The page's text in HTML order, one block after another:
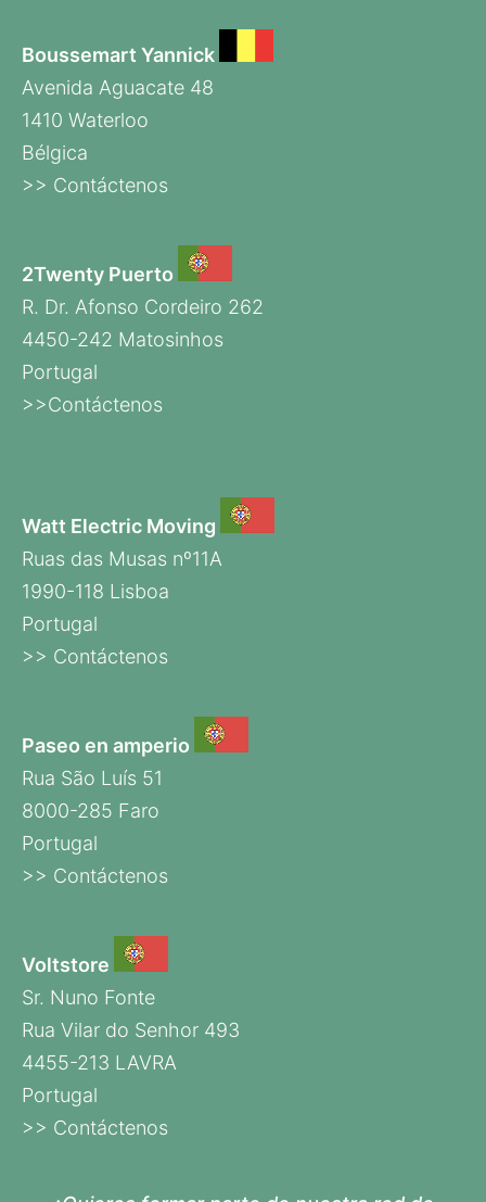
Boussemart Yannick
Avenida Aguacate 48
1410 Waterloo
Bélgica
>> Contáctenos
2Twenty Puerto
R. Dr. Afonso Cordeiro 262
4450-242 Matosinhos
Portugal
>>Contáctenos
Watt Electric Moving
Ruas das Musas nº11A
1990-118 Lisboa
Portugal
>> Contáctenos
Paseo en amperio
Rua São Luís 51
8000-285 Faro
Portugal
>> Contáctenos
Voltstore
Sr. Nuno Fonte
Rua Vilar do Senhor 493
4455-213 LAVRA
Portugal
>> Contáctenos